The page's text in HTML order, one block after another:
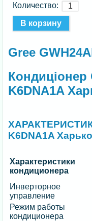
Количество:
Gree
Кондиціонер
K6DNA1A
K6DNA1A
Характеристики
кондиционера
Инверторное
управление
Режим работы
кондиционера